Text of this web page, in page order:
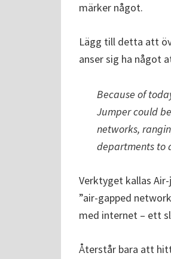
märker något.
Lägg till detta att
anser sig ha något
Because of
Jumper could
networks,
departments to
Verktyget kallas
”air-gapped
med internet – ett
Återstår bara att